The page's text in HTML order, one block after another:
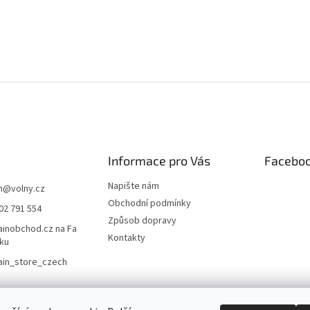
@volny.cz
791 554
na Fa
Informace pro Vás
Napište nám
Obchodní podmínky
Způsob dopravy
Kontakty